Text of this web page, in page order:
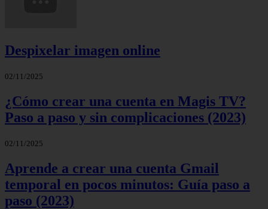
Despixelar imagen online
02/11/2025
¿Cómo crear una cuenta en Magis TV?
Paso a paso y sin complicaciones (2023)
02/11/2025
Aprende a crear una cuenta Gmail
temporal en pocos minutos: Guía paso a
paso (2023)